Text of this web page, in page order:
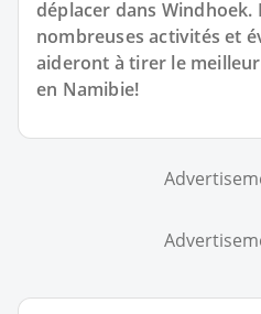
déplacer dans Windhoek.
nombreuses activités et
aideront à tirer le
en Namibie!